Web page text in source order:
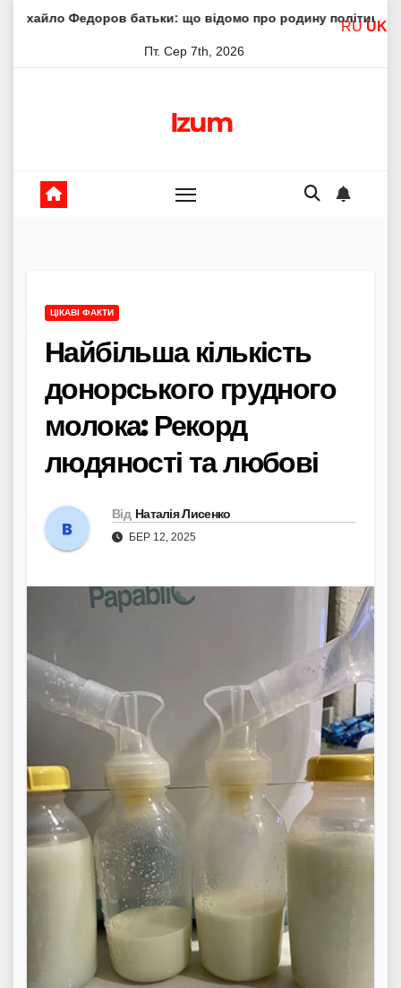
батьки: що відомо про родину політика Молитва
Пт. Сер 7th, 2026
Izum
ЦІКАВІ ФАКТИ
Найбільша кількість
донорського грудного
молока: Рекорд
людяності та любові
Від Наталія Лисенко
БЕР 12, 2025
RU UK